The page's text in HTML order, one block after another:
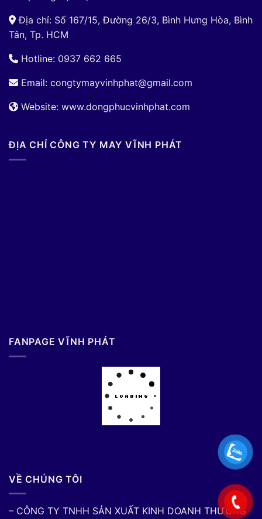
Địa chỉ: Số 167/15, Đường 26/3, Bình Hưng Hòa, Bình
Tân, Tp. HCM
Hotline: 0937 662 665
Email: congtymayvinhphat@gmail.com
Website: www.dongphucvinhphat.com
ĐỊA CHỈ CÔNG TY MAY VĨNH PHÁT
FANPAGE VĨNH PHÁT
VỀ CHÚNG TÔI
– CÔNG TY TNHH SẢN XUẤT KINH DOANH THƯƠNG